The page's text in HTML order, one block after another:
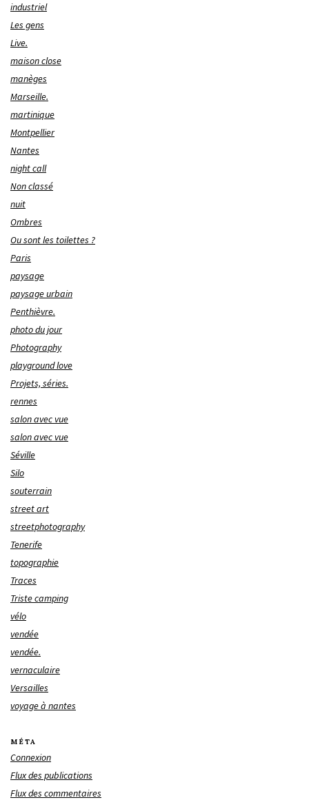
industriel
Les gens
Live.
maison close
manèges
Marseille.
martinique
Montpellier
Nantes
night call
Non classé
nuit
Ombres
Ou sont les toilettes ?
Paris
paysage
paysage urbain
Penthièvre.
photo du jour
Photography
playground love
Projets, séries.
rennes
salon avec vue
salon avec vue
Séville
Silo
souterrain
street art
streetphotography
Tenerife
topographie
Traces
Triste camping
vélo
vendée
vendée.
vernaculaire
Versailles
voyage à nantes
MÉTA
Connexion
Flux des publications
Flux des commentaires